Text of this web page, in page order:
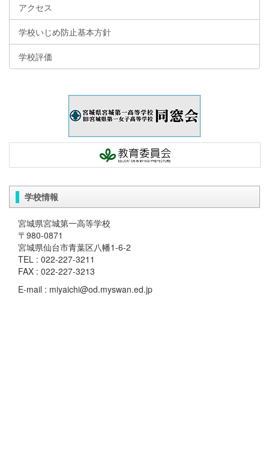
アクセス
学校いじめ防止基本方針
学校評価
学校情報
宮城県宮城第一高等学校
〒980-0871
宮城県仙台市青葉区八幡1-6-2
TEL : 022-227-3211
FAX : 022-227-3213
E-mail : miyaichi@od.myswan.ed.jp